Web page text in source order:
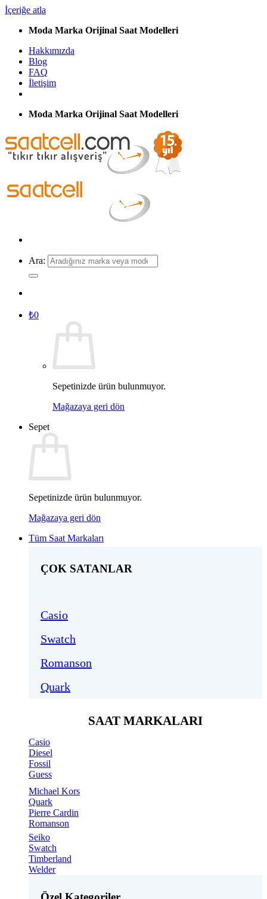
İçeriğe atla
Moda Marka Orijinal Saat Modelleri
Hakkımızda
Blog
FAQ
İletişim
Moda Marka Orijinal Saat Modelleri
Ara:
₺0
Sepetinizde ürün bulunmuyor.
Mağazaya geri dön
Sepet
Sepetinizde ürün bulunmuyor.
Mağazaya geri dön
Tüm Saat Markaları
ÇOK SATANLAR
Casio
Swatch
Romanson
Quark
SAAT MARKALARI
Casio
Diesel
Fossil
Guess
Michael Kors
Quark
Pierre Cardin
Romanson
Seiko
Swatch
Timberland
Welder